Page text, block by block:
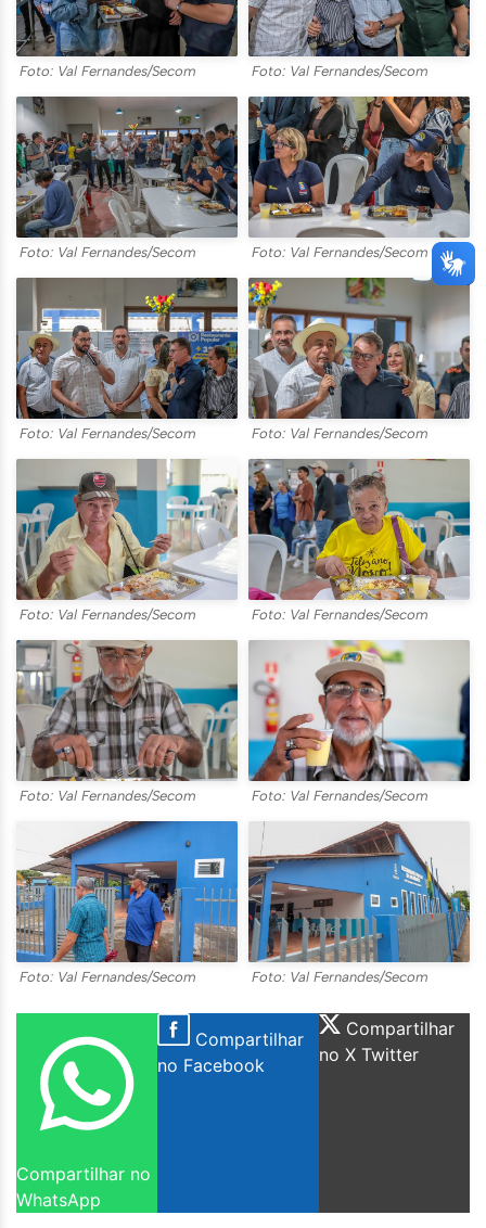
Foto: Val Fernandes/Secom Foto: Val Fernandes/Secom
Foto: Val Fernandes/Secom Foto: Val Fernandes/Secom
Foto: Val Fernandes/Secom Foto: Val Fernandes/Secom
Foto: Val Fernandes/Secom Foto: Val Fernandes/Secom
Foto: Val Fernandes/Secom Foto: Val Fernandes/Secom
Foto: Val Fernandes/Secom Foto: Val Fernandes/Secom
Compartilhar no
WhatsApp
Compartilhar
no Facebook
Compartilhar
no X Twitter